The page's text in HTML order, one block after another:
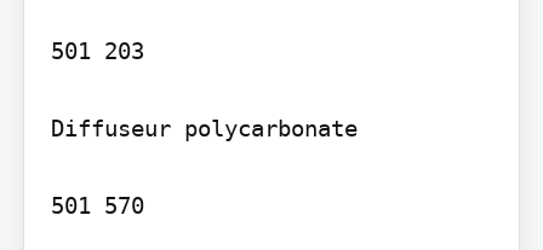
501 203
Diffuseur polycarbonate
501 570